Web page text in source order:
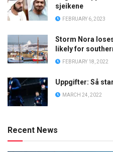
sjeikene
FEBRUARY 6, 2023
Storm Nora
likely for
FEBRUARY 18, 2022
Uppgifter: Så
MARCH 24, 2022
Recent News